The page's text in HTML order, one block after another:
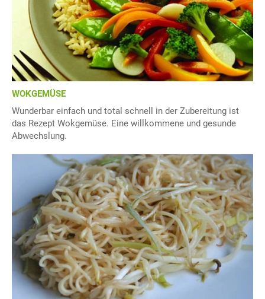
WOKGEMÜSE
Wunderbar einfach und total schnell in der Zubereitung ist
das Rezept Wokgemüse. Eine willkommene und gesunde
Abwechslung.